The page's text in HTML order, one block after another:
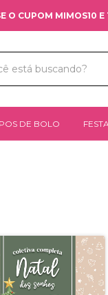
O CUPOM MIMOS10
DE BOLO